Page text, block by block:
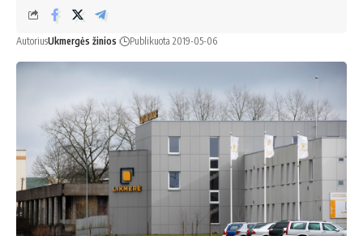
AutoriusUkmergės žinios Publikuota 2019-05-06